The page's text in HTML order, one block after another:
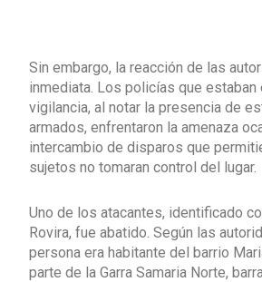
Sin embargo, la reacción de las
inmediata. Los policías que estaban
vigilancia, al notar la presencia de
armados, enfrentaron la amenaza
intercambio de disparos que
sujetos no tomaran control del lugar.
Uno de los atacantes, identificado
Rovira, fue abatido. Según las
persona era habitante del barrio
parte de la Garra Samaria Norte,